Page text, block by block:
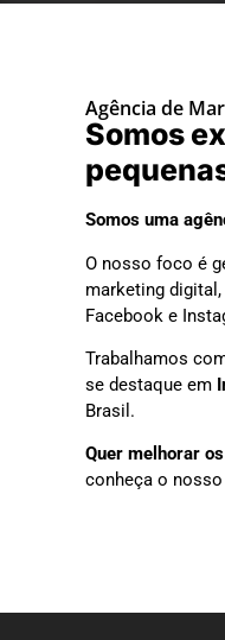
Agência de
Somos
Somos uma
O nosso foco é
marketing
Facebook e
Trabalhamos
se destaque em
Brasil.
Quer melhorar
conheça o